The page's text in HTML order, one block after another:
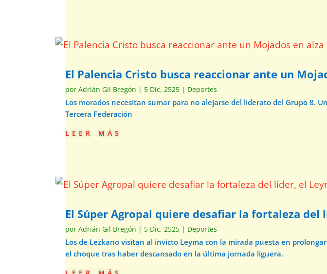
El Palencia Cristo busca reaccionar ante un
porAdrián Gil Bregón | 5 Dic, 2525 | Deportes
Los morados necesitan sumar para no alejarse del liderato del Grupo 8.
Tercera Federación
leer más
El Súper Agropal quiere desafiar la fortaleza del
porAdrián Gil Bregón | 5 Dic, 2525 | Deportes
Los de Lezkano visitan al invicto Leyma con la mirada puesta en
el choque tras haber descansado en la última jornada liguera.